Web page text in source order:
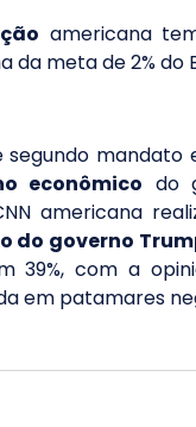
americana
meta de 2% do
mandato
econômico do
americana
do governo
39%, com a
em patamares